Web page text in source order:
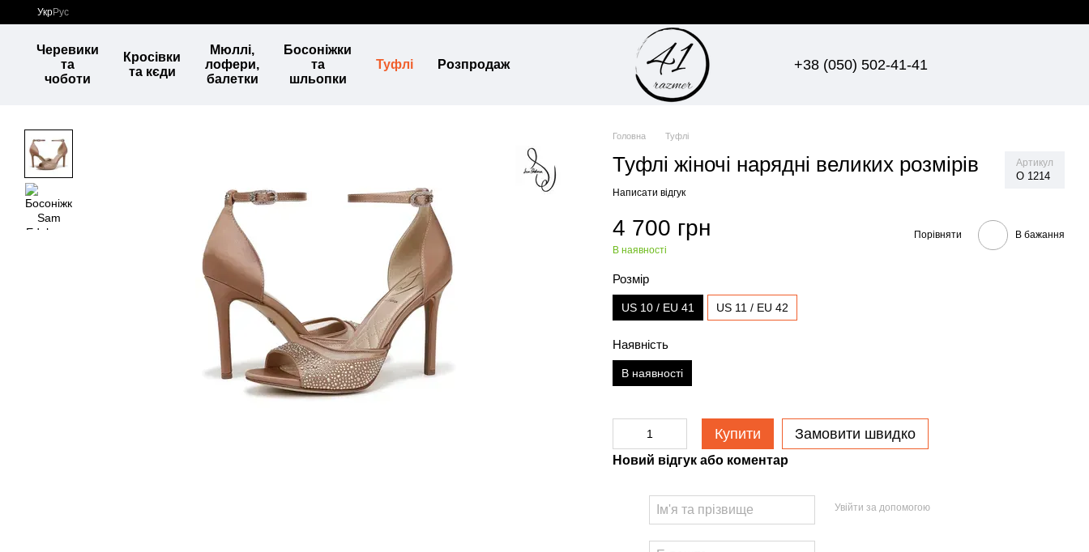
Перейти до основного контенту
УкрРус
Черевики
та
чоботи
Кросівки
та кєди
Мюллі,
лофери,
балетки
Босоніжки
та
шльопки
Туфлі Розпродаж +38 (050) 502-41-41
Головна Туфлі
Туфлі жіночі нарядні великих розмірів Артикул
О 1214
Написати відгук
4 700 грн
В наявності
Порівняти В бажання
Розмір
US 10 / EU 41 US 11 / EU 42
Наявність
В наявності
Купити Замовити швидко
Новий відгук або коментар
Увійти за допомогою